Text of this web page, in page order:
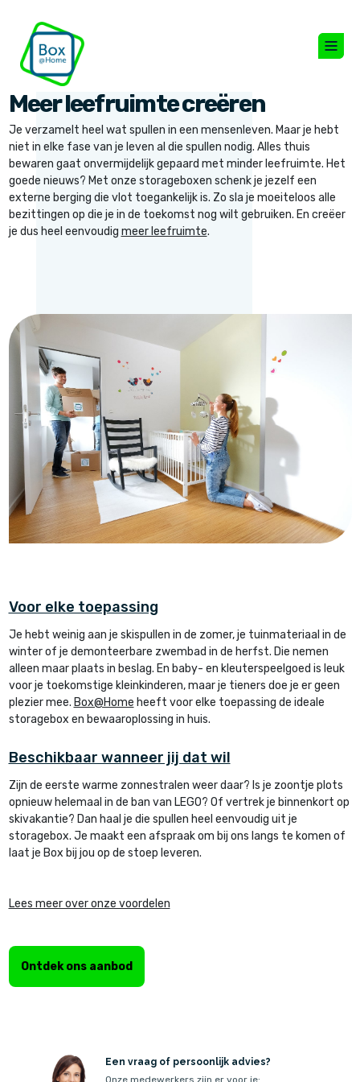
Meer leefruimte creëren
Je verzamelt heel wat spullen in een mensenleven. Maar je hebt
niet in elke fase van je leven al die spullen nodig. Alles thuis
bewaren gaat onvermijdelijk gepaard met minder leefruimte. Het
goede nieuws? Met onze storageboxen schenk je jezelf een
externe berging die vlot toegankelijk is. Zo sla je moeiteloos alle
bezittingen op die je in de toekomst nog wilt gebruiken. En creëer
je dus heel eenvoudig meer leefruimte.
Voor elke toepassing
Je hebt weinig aan je skispullen in de zomer, je tuinmateriaal in de
winter of je demonteerbare zwembad in de herfst. Die nemen
alleen maar plaats in beslag. En baby- en kleuterspeelgoed is leuk
voor je toekomstige kleinkinderen, maar je tieners doe je er geen
plezier mee. Box@Home heeft voor elke toepassing de ideale
storagebox en bewaaroplossing in huis.
Beschikbaar wanneer jij dat wil
Zijn de eerste warme zonnestralen weer daar? Is je zoontje plots
opnieuw helemaal in de ban van LEGO? Of vertrek je binnenkort op
skivakantie? Dan haal je die spullen heel eenvoudig uit je
storagebox. Je maakt een afspraak om bij ons langs te komen of
laat je Box bij jou op de stoep leveren.
Lees meer over onze voordelen
Ontdek ons aanbod
Een vraag of persoonlijk advies?
Onze medewerkers zijn er voor je: